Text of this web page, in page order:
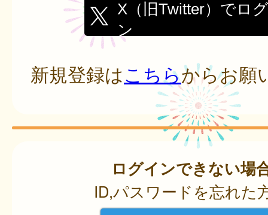
X（旧Twitter）でロ
ン
新規登録はこちらからお願
ログインできない場
ID,パスワードを忘れた